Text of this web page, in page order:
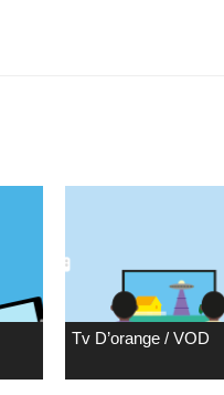
Tv D’orange / VOD